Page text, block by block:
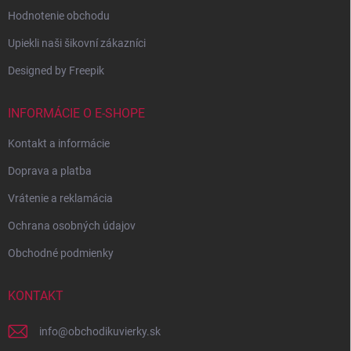
Hodnotenie obchodu
Upiekli naši šikovní zákazníci
Designed by Freepik
INFORMÁCIE O E-SHOPE
Kontakt a informácie
Doprava a platba
Vrátenie a reklamácia
Ochrana osobných údajov
Obchodné podmienky
KONTAKT
info@obchodikuvierky.sk